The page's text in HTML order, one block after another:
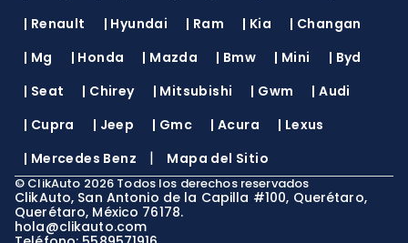
| Renault | Hyundai | Ram | Kia | Changan
| Mg | Honda | Mazda | Bmw | Mini | Byd
| Seat | Chirey | Mitsubishi | Gwm |Audi
| Cupra | Jeep | Gmc |Acura | Lexus
| Mercedes Benz | Mapa del Sitio
© ClikAuto 2026 Todos los derechos reservados
ClikAuto, San Antonio de la Capilla #100, Querétaro,
Querétaro, México 76178.
hola@clikauto.com